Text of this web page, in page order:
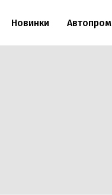
Новинки Автопром